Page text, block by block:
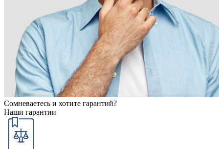
Сомневаетесь и хотите гарантий?
Наши гарантии